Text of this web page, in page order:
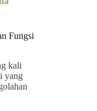
Fungsi
kali
yang